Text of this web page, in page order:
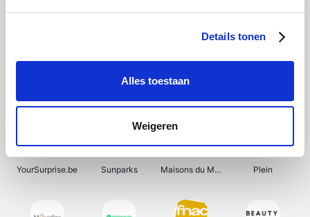
Details tonen
Alles toestaan
Weigeren
Shein Bergfreunde Pazzox Smartwatchbanden
YourSurprise.be Sunparks Maisons du Monde Plein